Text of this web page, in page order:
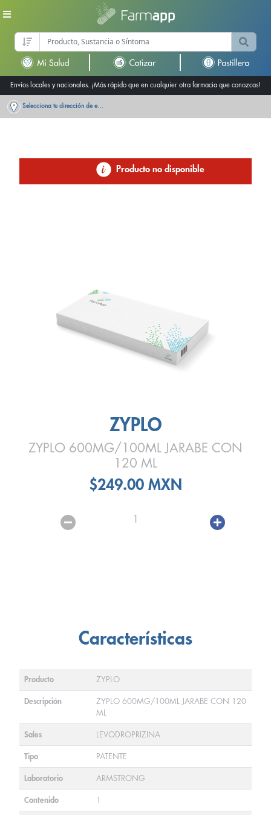
Envíos locales y nacionales. ¡Más rápido que en cualquier otra farmacia que conozcas!
Selecciona tu dirección de entrega
Producto no disponible
ZYPLO
ZYPLO 600MG/100ML JARABE CON
120 ML
$249.00 MXN
1
Características
Producto ZYPLO
Descripción
ZYPLO 600MG/100ML JARABE CON 120
ML
Sales LEVODROPRIZINA
Tipo PATENTE
Laboratorio ARMSTRONG
Contenido